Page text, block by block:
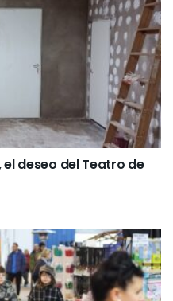
deseo del Teatro de